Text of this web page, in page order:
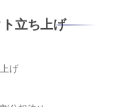
立ち上げ
げ